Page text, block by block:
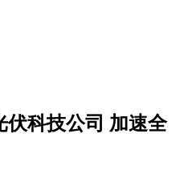
伏科技公司 加速全